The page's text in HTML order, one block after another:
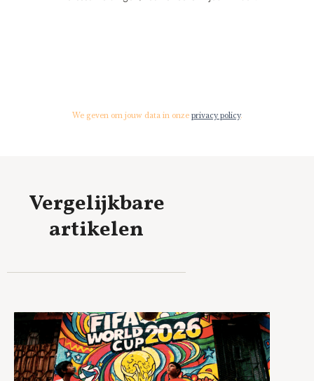
We geven om jouw data in onze privacy policy.
Vergelijkbare
artikelen